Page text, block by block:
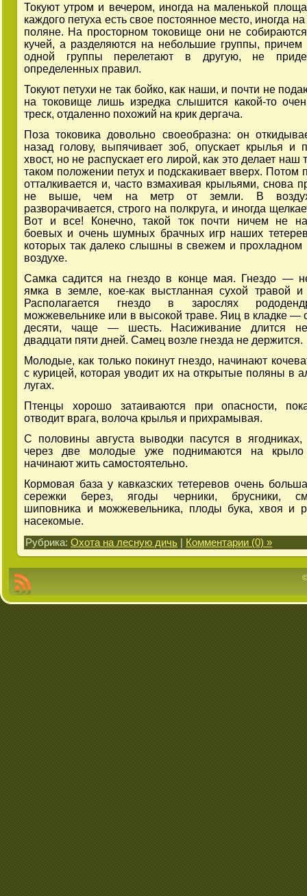
Токуют утром и вечером, иногда на маленькой
каждого петуха есть свое постоянное место, иногда
поляне. На просторном токовище они не
кучей, а разделяются на небольшие группы, причем
одной группы перелетают в другую, не
определенных правил.
Токуют петухи не так бойко, как наши, и почти не
на токовище лишь изредка слышится какой-то
треск, отдаленно похожий на крик дергача.
Поза токовика довольно своеобразна: он
назад голову, выпячивает зоб, опускает крылья и
хвост, но не распускает его лирой, как это делает наш
таком положении петух и подскакивает вверх. Потом
отталкивается и, часто взмахивая крыльями, снова
не выше, чем на метр от земли. В
разворачивается, строго на полкруга, и иногда
Вот и все! Конечно, такой ток почти ничем не
боевых и очень шумных брачных игр наших
которых так далеко слышны в свежем и прохладном
воздухе.
Самка садится на гнездо в конце мая. Гнездо —
ямка в земле, кое-как выстланная сухой травой и
Располагается гнездо в зарослях
можжевельнике или в высокой траве. Яиц в кладке —
десяти, чаще — шесть. Насиживание длится
двадцати пяти дней. Самец возле гнезда не держится.
Молодые, как только покинут гнездо, начинают
с курицей, которая уводит их на открытые поляны в
лугах.
Птенцы хорошо затаиваются при опасности,
отводит врага, волоча крылья и прихрамывая.
С половины августа выводки пасутся в
через две молодые уже поднимаются на
начинают жить самостоятельно.
Кормовая база у кавказских тетеревов очень
сережки берез, ягоды черники, брусники,
шиповника и можжевельника, плоды бука, хвоя и
насекомые.
Рубрика: Охота на лесную дичь Комментарии (0) »